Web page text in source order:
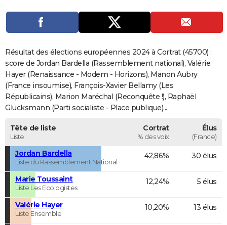
Carte de Noël
Carte Bonne année
Carte Saint-Valentin
Carte Pâques
Carte d'anniversaire
DICTIONNAIRE
Dictionnaire
Biographies
Citations
Expressions
Proverbes
PROGRAMME TV
COPAINS D'AVANT
S'inscrire
Se connecter
Lycées
Collèges
Primaires
Universités
Entreprises
Service militaire
Avis de recherche
AVIS DE DÉCÈS
FORUM
Résultat des élections européennes 2024 à Cortrat (45700) :
score de Jordan Bardella (Rassemblement national), Valérie
Hayer (Renaissance - Modem - Horizons), Manon Aubry
(France insoumise), François-Xavier Bellamy (Les
Républicains), Marion Maréchal (Reconquête !), Raphaël
Glucksmann (Parti socialiste - Place publique)...
Tête de liste
Liste
Cortrat
% des voix
Élus
(France)
Jordan Bardella
Liste du Rassemblement National
42,86% 30 élus
Marie Toussaint
Liste Les Ecologistes
12,24% 5 élus
Valérie Hayer
Liste Ensemble
10,20% 13 élus